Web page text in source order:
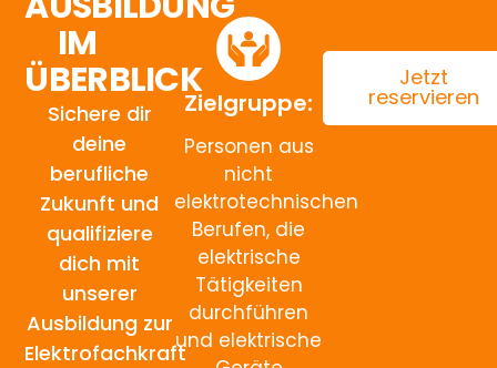
IM
ÜBERBLICK
Sichere dir
deine
berufliche
Zukunft und
qualifiziere
dich mit
unserer
Ausbildung zur
Elektrofachkraft
Zielgruppe:
Personen aus
nicht
elektrotechnischen
Berufen, die
elektrische
Tätigkeiten
durchführen
und elektrische
Jetzt
reservieren